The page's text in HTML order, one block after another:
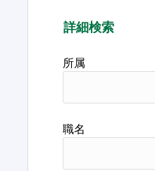
詳細検索
所属
職名